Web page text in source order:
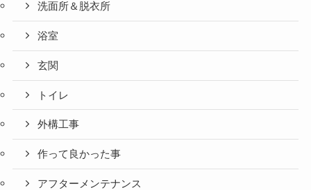
洗面所＆脱衣所
浴室
玄関
トイレ
外構工事
作って良かった事
アフターメンテナンス